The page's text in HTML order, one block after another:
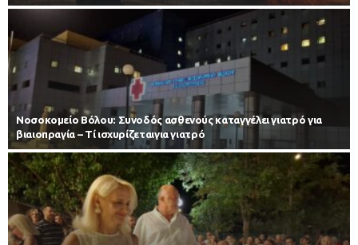
Νοσοκομείο Βόλου: Συνοδός ασθενούς καταγγέλει γιατρό για
βιαιοπραγία – Τί ισχυρίζεταιγια γιατρό